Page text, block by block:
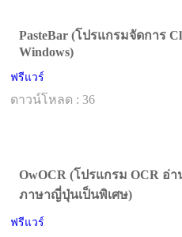
PasteBar (โปรแกรมจัดการ
Windows)
ฟรีแวร์
ดาวน์โหลด : 36
OwOCR (โปรแกรม OCR อ่
ภาษาญี่ปุ่นเป็นพิเศษ)
ฟรีแวร์